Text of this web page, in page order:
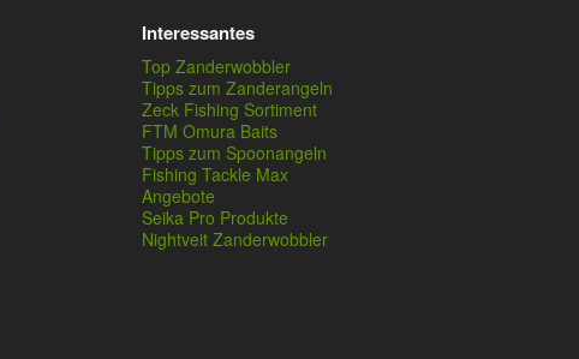
Interessantes
Top Zanderwobbler
Tipps zum Zanderangeln
Zeck Fishing Sortiment
FTM Omura Baits
Tipps zum Spoonangeln
Fishing Tackle Max
Angebote
Seika Pro Produkte
Nightveit Zanderwobbler